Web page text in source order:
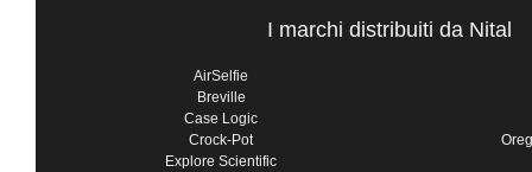
I marchi distribuiti da Nital
AirSelfie
Breville
Case Logic
Crock-Pot
Explore Scientific